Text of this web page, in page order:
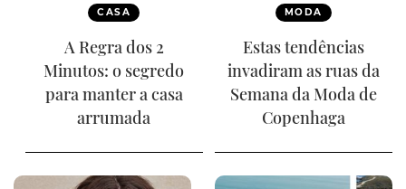
CASA
A Regra dos 2
Minutos: o segredo
para manter a casa
arrumada
MODA
Estas tendências
invadiram as ruas da
Semana da Moda de
Copenhaga